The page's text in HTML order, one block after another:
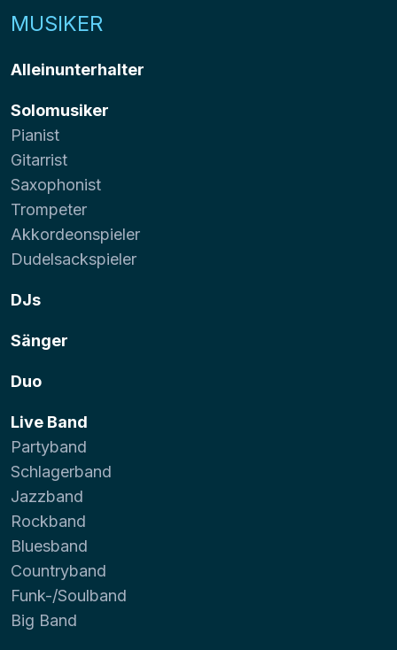
MUSIKER
Alleinunterhalter
Solomusiker
Pianist
Gitarrist
Saxophonist
Trompeter
Akkordeonspieler
Dudelsackspieler
DJs
Sänger
Duo
Live Band
Partyband
Schlagerband
Jazzband
Rockband
Bluesband
Countryband
Funk-/Soulband
Big Band